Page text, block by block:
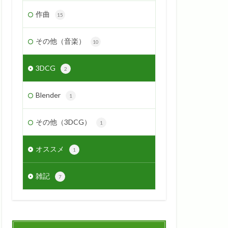
作曲 15
その他（音楽） 10
3DCG 2
Blender 1
その他（3DCG） 1
オススメ 1
雑記 7